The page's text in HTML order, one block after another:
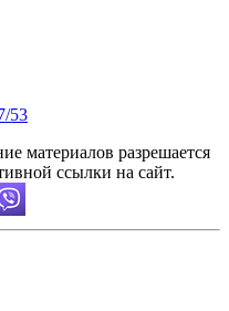
53
материалов разрешается
ссылки на сайт.